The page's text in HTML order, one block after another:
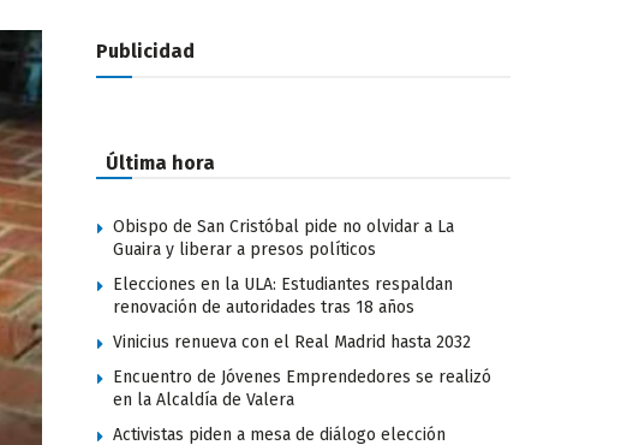
Publicidad
Última hora
Obispo de San Cristóbal pide no olvidar a La
Guaira y liberar a presos políticos
Elecciones en la ULA: Estudiantes respaldan
renovación de autoridades tras 18 años
Vinicius renueva con el Real Madrid hasta 2032
Encuentro de Jóvenes Emprendedores se realizó
en la Alcaldía de Valera
Activistas piden a mesa de diálogo elección